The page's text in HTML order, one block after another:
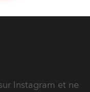
Instagram et ne